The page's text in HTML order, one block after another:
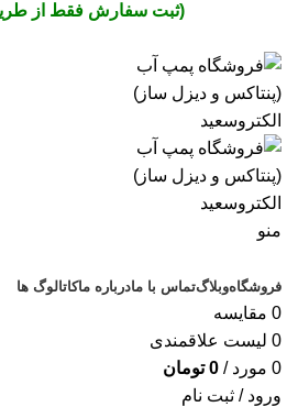
(ثبت سفارش فقط از
منو
فروشگاهوبلاگتماس با مادرباره ماکاتالوگ ها
0 مقایسه
0 لیست علاقمندی
0 مورد /
0 تومان
ورود / ثبت نام